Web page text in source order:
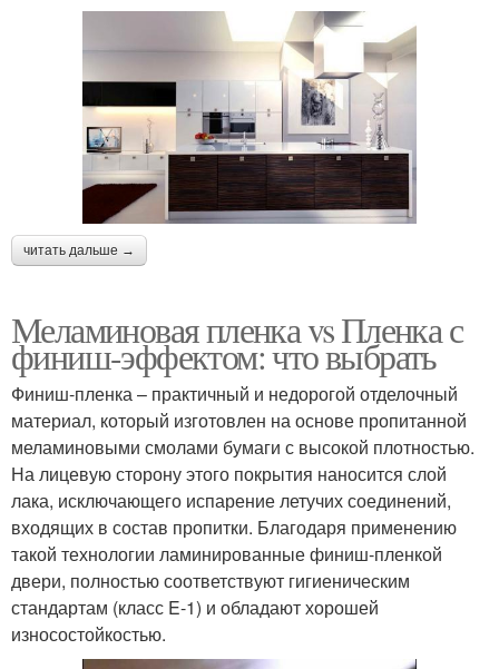
читать дальше →
Меламиновая пленка vs Пленка с
финиш-эффектом: что выбрать
Финиш-пленка – практичный и недорогой отделочный
материал, который изготовлен на основе пропитанной
меламиновыми смолами бумаги с высокой плотностью.
На лицевую сторону этого покрытия наносится слой
лака, исключающего испарение летучих соединений,
входящих в состав пропитки. Благодаря применению
такой технологии ламинированные финиш-пленкой
двери, полностью соответствуют гигиеническим
стандартам (класс E-1) и обладают хорошей
износостойкостью.